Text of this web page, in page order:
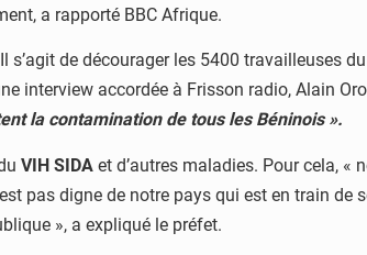
a rapporté BBC Afrique.
de décourager les 5400 travailleuses
interview accordée à Frisson radio, Alain
la contamination de tous les Béninois ».
VIH SIDA et d’autres maladies. Pour cela,
pas digne de notre pays qui est en train
», a expliqué le préfet.